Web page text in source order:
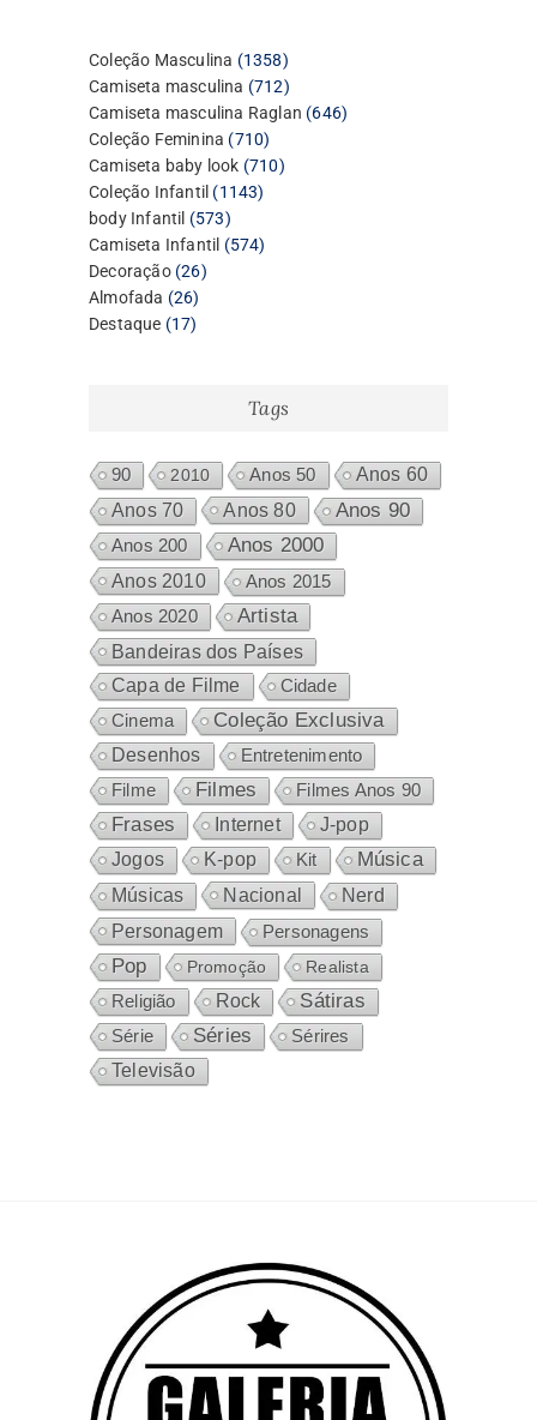
Coleção Masculina 13581358
produtos
Camiseta masculina 712712
produtos
Camiseta masculina Raglan 646646
Coleção Feminina 710710
produtos
Camiseta baby look 710710
Coleção Infantil 11431143
body Infantil 573573
produtos
Camiseta Infantil 574574
Decoração 2626
Almofada 2626
produtos
Destaque 1717
Tags
90 2010 Anos 50
Anos 60
Anos 70
Anos 80 Anos 90
Anos 200 Anos 2000
Anos 2010 Anos 2015
Anos 2020 Artista
Bandeiras dos Países
Capa de Filme
Cidade
Cinema
Coleção Exclusiva
Desenhos
Entretenimento
Filme
Filmes Filmes Anos 90
Frases Internet
J-pop
Jogos
K-pop Kit Música
Músicas Nacional Nerd
Personagem Personagens
Pop Promoção
Realista
Religião
Rock Sátiras
Série Séries
Sérires
Televisão